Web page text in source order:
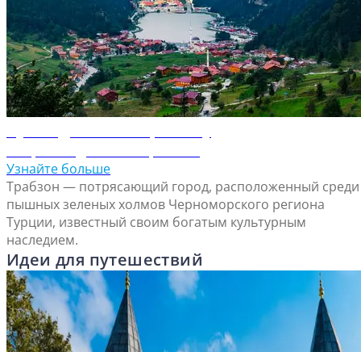
Узнайте больше
Трабзон — потрясающий город, расположенный среди
пышных зеленых холмов Черноморского региона
Турции, известный своим богатым культурным
наследием.
Идеи для путешествий